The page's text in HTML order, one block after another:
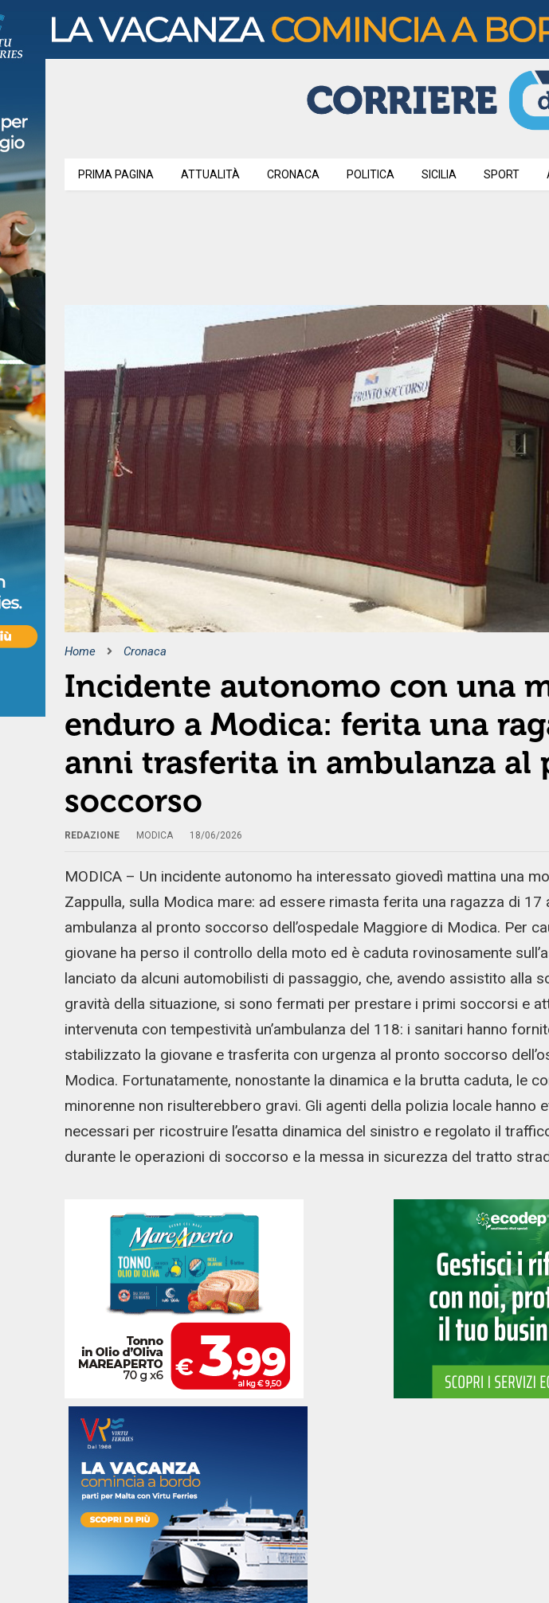
PRIMA PAGINA ATTUALITÀ CRONACA POLITICA SICILIA SPORT
Home Cronaca
Incidente autonomo con una
enduro a Modica: ferita una
anni trasferita in ambulanza al
soccorso
REDAZIONE MODICA 18/06/2026
MODICA – Un incidente autonomo ha interessato giovedì mattina una
Zappulla, sulla Modica mare: ad essere rimasta ferita una ragazza di 17
ambulanza al pronto soccorso dell’ospedale Maggiore di Modica. Per
giovane ha perso il controllo della moto ed è caduta rovinosamente
lanciato da alcuni automobilisti di passaggio, che, avendo assistito alla
gravità della situazione, si sono fermati per prestare i primi soccorsi e
intervenuta con tempestività un’ambulanza del 118: i sanitari hanno
stabilizzato la giovane e trasferita con urgenza al pronto soccorso
Modica. Fortunatamente, nonostante la dinamica e la brutta caduta, le
minorenne non risulterebbero gravi. Gli agenti della polizia locale hanno
necessari per ricostruire l’esatta dinamica del sinistro e regolato il
durante le operazioni di soccorso e la messa in sicurezza del tratto